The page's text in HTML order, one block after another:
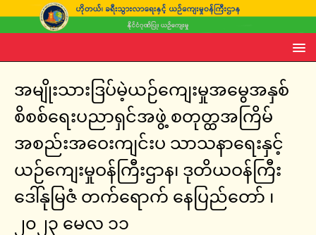
အမျိုးသားဒြပ်မဲ့ယဉ်ကျေးမှုအမွေအနှစ်
စိစစ်ရေးပညာရှင်အဖွဲ့ စတုတ္ထအကြိမ်
အစည်းအဝေးကျင်းပ သာသနာရေးနှင့်
ယဉ်ကျေးမှုဝန်ကြီးဌာန၊ ဒုတိယဝန်ကြီး
ဒေါ်နုမြဇံ တက်ရောက် နေပြည်တော် ၊
၂၀၂၃ မေလ ၁၁